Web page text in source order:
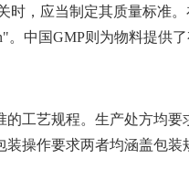
，应当制定其质量标准
。中国GMP则为物料提供
工艺规程。生产处方均
操作要求两者均涵盖包